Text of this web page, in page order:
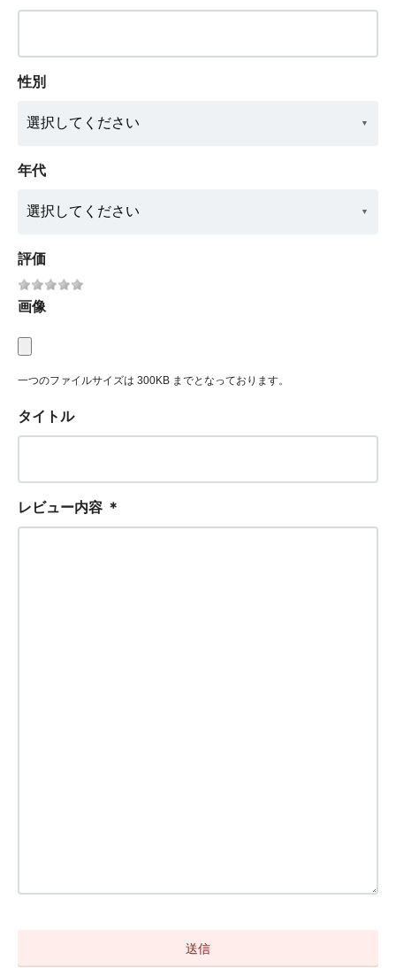
性別
年代
評価
画像
一つのファイルサイズは 300KB までとなっております。
タイトル
レビュー内容 ＊